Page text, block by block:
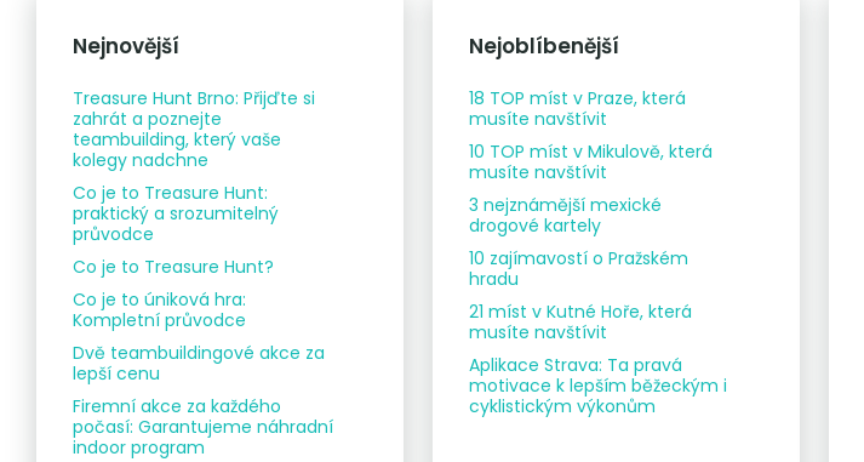
Nejnovější
Treasure Hunt Brno: Přijďte si
zahrát a poznejte
teambuilding, který vaše
kolegy nadchne
Co je to Treasure Hunt:
praktický a srozumitelný
průvodce
Co je to Treasure Hunt?
Co je to úniková hra:
Kompletní průvodce
Dvě teambuildingové akce za
lepší cenu
Firemní akce za každého
počasí: Garantujeme náhradní
indoor program
Nejoblíbenější
18 TOP míst v Praze, která
musíte navštívit
10 TOP míst v Mikulově, která
musíte navštívit
3 nejznámější mexické
drogové kartely
10 zajímavostí o Pražském
hradu
21 míst v Kutné Hoře, která
musíte navštívit
Aplikace Strava: Ta pravá
motivace k lepším běžeckým i
cyklistickým výkonům